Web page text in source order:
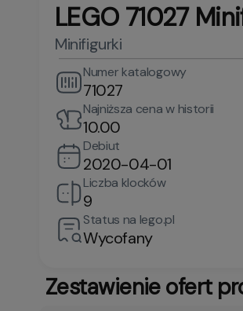
LEGO 71027
Minifigurki
Numer katalogowy
71027
Najniższa cena w historii
10.00
Debiut
2020-04-01
Liczba klocków
9
Status na lego.pl
Wycofany
Zestawienie ofert